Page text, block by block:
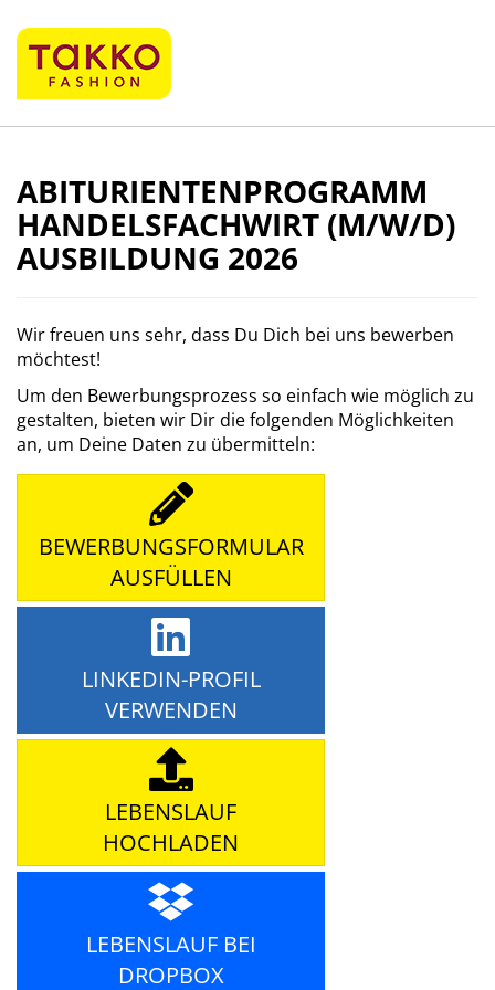
ABITURIENTENPROGRAMM
HANDELSFACHWIRT (M/W/D)
AUSBILDUNG 2026
Wir freuen uns sehr, dass Du Dich bei uns bewerben
möchtest!
Um den Bewerbungsprozess so einfach wie möglich zu
gestalten, bieten wir Dir die folgenden Möglichkeiten
an, um Deine Daten zu übermitteln:
BEWERBUNGSFORMULAR
AUSFÜLLEN
LINKEDIN-PROFIL
VERWENDEN
LEBENSLAUF
HOCHLADEN
LEBENSLAUF BEI
DROPBOX